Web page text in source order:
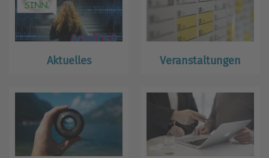
Aktuelles Veranstaltungen